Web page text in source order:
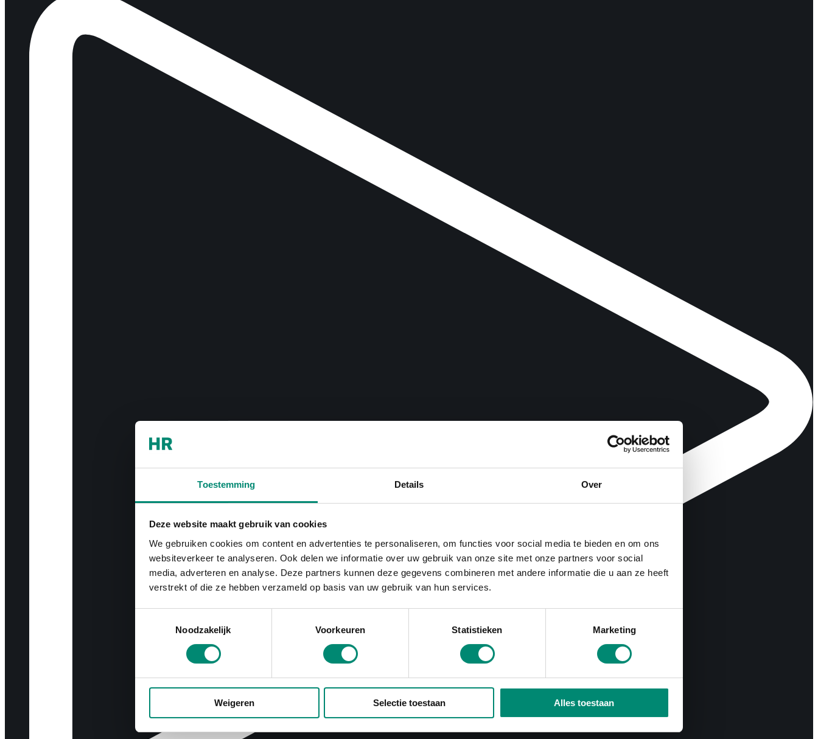
Toestemming Details Over
Deze website maakt gebruik van cookies
We gebruiken cookies om content en advertenties te personaliseren, om functies voor social media te bieden en om ons
websiteverkeer te analyseren. Ook delen we informatie over uw gebruik van onze site met onze partners voor social
media, adverteren en analyse. Deze partners kunnen deze gegevens combineren met andere informatie die u aan ze heeft
verstrekt of die ze hebben verzameld op basis van uw gebruik van hun services.
Noodzakelijk
Voorkeuren Statistieken Marketing
Weigeren Selectie toestaan Alles toestaan